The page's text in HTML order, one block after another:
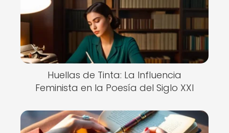
Huellas de Tinta: La Influencia
Feminista en la Poesía del Siglo XXI